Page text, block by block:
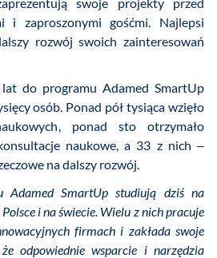
i zaproszonymi gośćmi. Najlepsi
rozwój swoich zainteresowań
do programu Adamed SmartUp
osób. Ponad pół tysiąca wzięło
ponad sto otrzymało
naukowe, a 33 z nich –
na dalszy rozwój.
Adamed SmartUp studiują dziś na
i na świecie. Wielu z nich pracuje
firmach i zakłada swoje
odpowiednie wsparcie i narzędzia